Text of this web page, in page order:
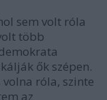
sem volt róla
több
ők szépen.
róla, szinte
az